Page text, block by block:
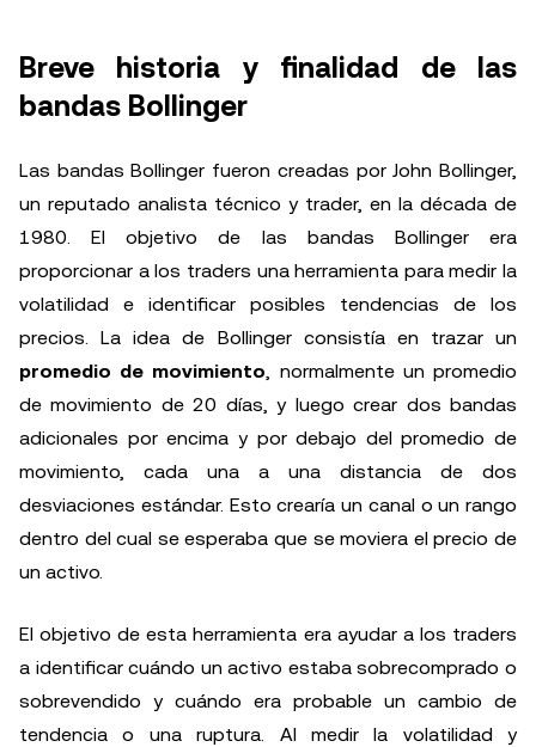
Breve historia y finalidad de las
bandas Bollinger
Las bandas Bollinger fueron creadas por John Bollinger,
un reputado analista técnico y trader, en la década de
1980. El objetivo de las bandas Bollinger era
proporcionar a los traders una herramienta para medir la
volatilidad e identificar posibles tendencias de los
precios. La idea de Bollinger consistía en trazar un
promedio de movimiento, normalmente un promedio
de movimiento de 20 días, y luego crear dos bandas
adicionales por encima y por debajo del promedio de
movimiento, cada una a una distancia de dos
desviaciones estándar. Esto crearía un canal o un rango
dentro del cual se esperaba que se moviera el precio de
un activo.
El objetivo de esta herramienta era ayudar a los traders
a identificar cuándo un activo estaba sobrecomprado o
sobrevendido y cuándo era probable un cambio de
tendencia o una ruptura. Al medir la volatilidad y